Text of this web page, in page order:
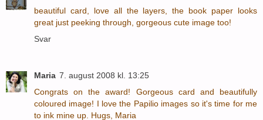
beautiful card, love all the layers, the book paper looks
great just peeking through, gorgeous cute image too!
Svar
Maria 7. august 2008 kl. 13:25
Congrats on the award! Gorgeous card and beautifully
coloured image! I love the Papilio images so it's time for me
to ink mine up. Hugs, Maria